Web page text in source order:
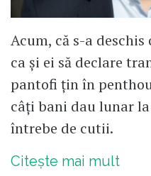
Acum, că s-a
ca și ei să declare
pantofi țin în
câți bani dau lunar
întrebe de cutii.
Citește mai mult